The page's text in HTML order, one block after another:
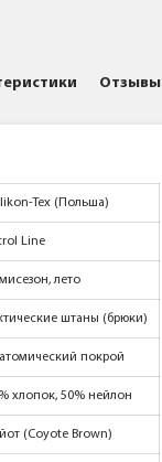
Отзывы
Tex (Польша)
Line
лето
штаны (брюки)
покрой
хлопок, 50% нейлон
(Coyote Brown)